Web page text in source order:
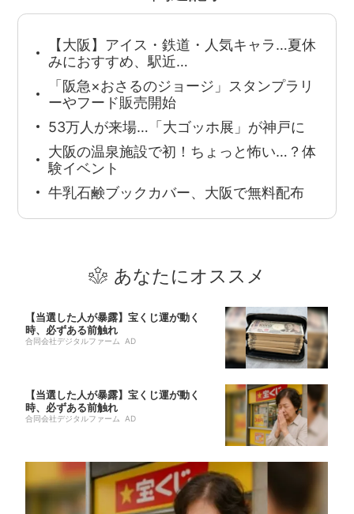
【大阪】アイス・鉄道・人気キャラ…夏休
みにおすすめ、駅近…
「阪急×おさるのジョージ」スタンプラリ
ーやフード販売開始
53万人が来場…「大ゴッホ展」が神戸に
大阪の温泉施設で初！ちょっと怖い…？体
験イベント
牛乳石鹸ブックカバー、大阪で無料配布
あなたにオススメ
【当選した人が暴露】宝くじ運が動く
時、必ずある前触れ
合同会社デジタルファーム AD
【当選した人が暴露】宝くじ運が動く
時、必ずある前触れ
合同会社デジタルファーム AD